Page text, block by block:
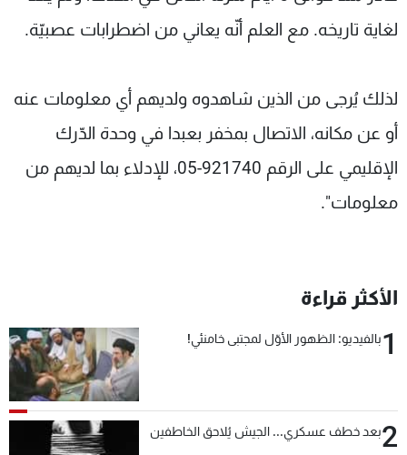
لغاية تاريخه. مع العلم أنّه يعاني من اضطرابات عصبيّة.
لذلك يُرجى من الذين شاهدوه ولديهم أي معلومات عنه
أو عن مكانه، الاتصال بمخفر بعبدا في وحدة الدّرك
الإقليمي على الرقم 921740-05، للإدلاء بما لديهم من
معلومات".
الأكثر قراءة
1بالفيديو: الظهور الأوّل لمجتبى خامنئي!
2بعد خطف عسكري... الجيش يُلاحق الخاطفين